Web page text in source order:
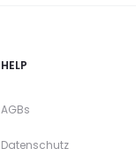
HELP
AGBs
Datenschutz